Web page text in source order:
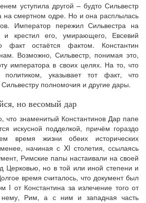
уступила другой – будто Сильвестр
на смертном одре. Но и она расплылась
Император пережил Сильвестра на
и крестил его, умирающего, Евсевий
факт остаётся фактом. Константин
Возможно, Сильвестр, понимая это,
императора в своих целях. На то, что
указывает тот факт, что
полномочия и другие дары.
но весомый дар
что знаменитый Константинов Дар папе
искусной подделкой, причём гораздо
время жизни обеих исторических
начиная с XI столетия, ссылаясь
Римские папы настаивали на своей
Церковью, но в той или иной степени и
время считалось, что документ был
I от Константина за излечение того от
нему, Рим, а с ним и западная часть